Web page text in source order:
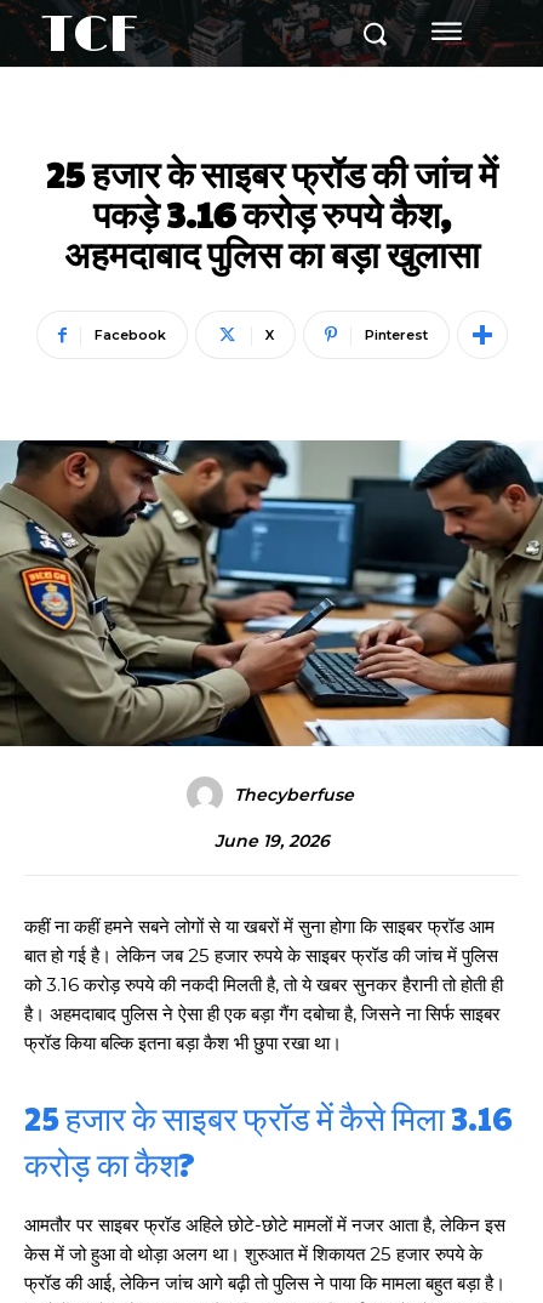
TCF
25 हजार के साइबर फ्रॉड की जांच में
पकड़े 3.16 करोड़ रुपये कैश,
अहमदाबाद पुलिस का बड़ा खुलासा
Facebook X Pinterest
Thecyberfuse
June 19, 2026
कहीं ना कहीं हमने सबने लोगों से या खबरों में सुना होगा कि साइबर फ्रॉड आम
बात हो गई है। लेकिन जब 25 हजार रुपये के साइबर फ्रॉड की जांच में पुलिस
को 3.16 करोड़ रुपये की नकदी मिलती है, तो ये खबर सुनकर हैरानी तो होती ही
है। अहमदाबाद पुलिस ने ऐसा ही एक बड़ा गैंग दबोचा है, जिसने ना सिर्फ साइबर
फ्रॉड किया बल्कि इतना बड़ा कैश भी छुपा रखा था।
25 हजार के साइबर फ्रॉड में कैसे मिला 3.16
करोड़ का कैश?
आमतौर पर साइबर फ्रॉड अहिले छोटे-छोटे मामलों में नजर आता है, लेकिन इस
केस में जो हुआ वो थोड़ा अलग था। शुरुआत में शिकायत 25 हजार रुपये के
फ्रॉड की आई, लेकिन जांच आगे बढ़ी तो पुलिस ने पाया कि मामला बहुत बड़ा है।